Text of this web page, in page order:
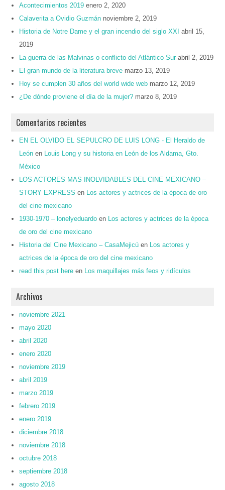
Acontecimientos 2019 enero 2, 2020
Calaverita a Ovidio Guzmán noviembre 2, 2019
Historia de Notre Dame y el gran incendio del siglo XXI
abril 15,
2019
La guerra de las Malvinas o conflicto del Atlántico Sur abril 2, 2019
El gran mundo de la literatura breve marzo 13, 2019
Hoy se cumplen 30 años del world wide web marzo 12, 2019
¿De dónde proviene el día de la mujer? marzo 8, 2019
Comentarios recientes
EN EL OLVIDO EL SEPULCRO DE LUIS LONG - El Heraldo de
León en
Louis Long y su historia en León de los Aldama, Gto.
México
LOS ACTORES MAS INOLVIDABLES DEL CINE MEXICANO –
STORY EXPRESS en
Los actores y actrices de la época de oro
del cine mexicano
1930-1970 – lonelyeduardo en
Los actores y actrices de la época
de oro del cine mexicano
Historia del Cine Mexicano – CasaMejicú en
Los actores y
actrices de la época de oro del cine mexicano
read this post here en Los maquillajes más feos y ridículos
Archivos
noviembre 2021
mayo 2020
abril 2020
enero 2020
noviembre 2019
abril 2019
marzo 2019
febrero 2019
enero 2019
diciembre 2018
noviembre 2018
octubre 2018
septiembre 2018
agosto 2018